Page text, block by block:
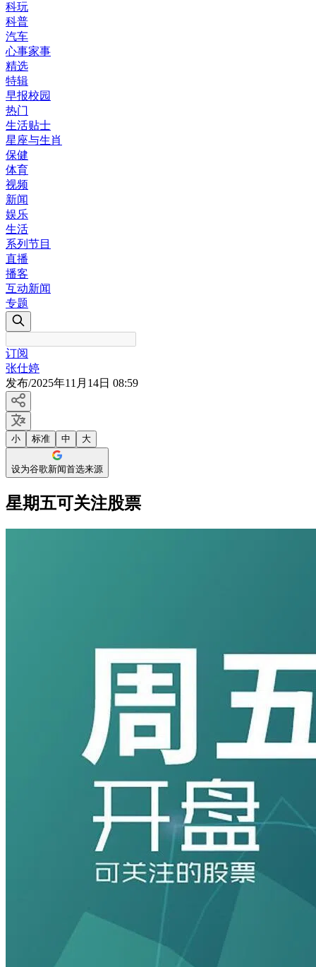
科玩
科普
汽车
心事家事
精选
特辑
早报校园
热门
生活贴士
星座与生肖
保健
体育
视频
新闻
娱乐
生活
系列节目
直播
播客
互动新闻
专题
订阅
张仕婷
发布/2025年11月14日 08:59
小 标准 中 大
设为谷歌新闻首选来源
星期五可关注股票